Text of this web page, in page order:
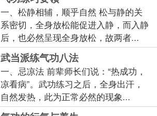
一、松静相辅，顺乎自然 松与静的关
系密切，全身放松能促进入静，而入静
后，也必然呈现全身放松，故两者...
武当派练气功八法
一、忌凉法 前辈师长们说：“热成功，
凉看病”。武功练习之后，全身出汗，
自然发热，此为正常必然的现象...